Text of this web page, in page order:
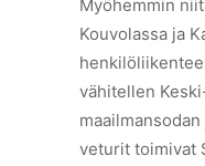
Myöhemmin
Kouvolassa ja
vähitellen
veturit toimivat